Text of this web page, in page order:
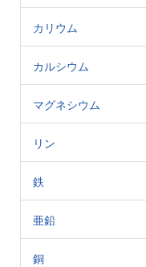
カリウム
カルシウム
マグネシウム
リン
鉄
亜鉛
銅